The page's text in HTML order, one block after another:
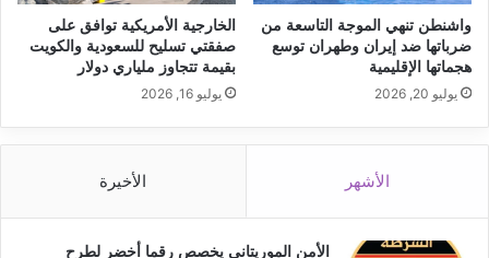
واشنطن تنهي الموجة التاسعة من
ضرباتها ضد إيران وطهران توسع
هجماتها الإقليمية
يوليو 20, 2026
الخارجية الأمريكية توافق على
صفقتي تسليح للسعودية والكويت
بقيمة تتجاوز ملياري دولار
يوليو 16, 2026
الأشهر الأخيرة
الأمن الموريتاني يخصص رقما أخضر لطرح